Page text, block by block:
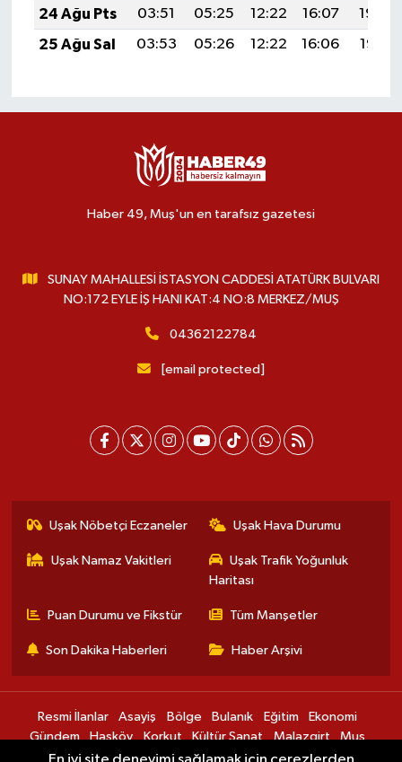
24 Ağu Pts
03:51 05:25 12:22 16:07
19:09
25 Ağu Sal
03:53 05:26 12:22 16:06 19:07
Haber 49, Muş'un en tarafsız gazetesi
SUNAY MAHALLESİ İSTASYON CADDESİ ATATÜRK BULVARI
NO:172 EYLE İŞ HANI KAT:4 NO:8 MERKEZ/MUŞ
04362122784
[email protected]
Uşak Nöbetçi Eczaneler Uşak Hava Durumu
Uşak Namaz Vakitleri
Uşak Trafik Yoğunluk
Haritası
Puan Durumu ve Fikstür Tüm Manşetler
Son Dakika Haberleri Haber Arşivi
Resmi İlanlar Asayiş Bölge Bulanık Eğitim
Ekonomi
Gündem
Hasköy Korkut Kültür Sanat Malazgirt
Muş
Sağlık
Spor Teknoloji Varto